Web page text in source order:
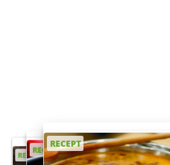
RECEPT
RECEPT
RECEPT
RECEPT
RECEPT